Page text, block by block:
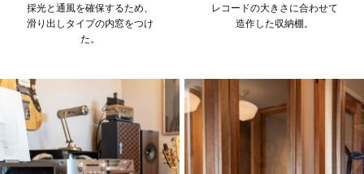
採光と通風を確保するため、
滑り出しタイプの内窓をつけ
た。
レコードの大きさに合わせて
造作した収納棚。